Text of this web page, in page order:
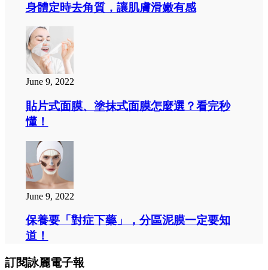
身體定時去角質，讓肌膚滑嫩有感
June 9, 2022
貼片式面膜、塗抹式面膜怎麼選？看完秒
懂！
June 9, 2022
保養要「對症下藥」，分區泥膜一定要知
道！
訂閱詠麗電子報